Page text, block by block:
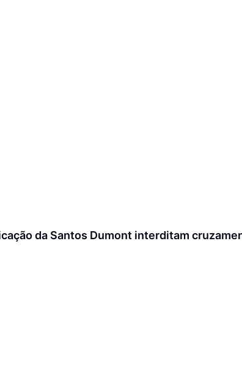
da Santos Dumont interditam